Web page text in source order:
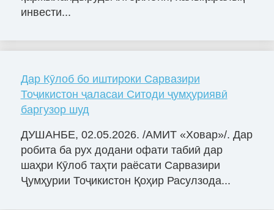
инвести...
Дар Кӯлоб бо иштироки Сарвазири
Тоҷикистон ҷаласаи Ситоди ҷумҳуриявӣ
баргузор шуд
ДУШАНБЕ, 02.05.2026. /АМИТ «Ховар»/. Дар
робита ба рух додани офати табиӣ дар
шаҳри Кӯлоб таҳти раёсати Сарвазири
Ҷумҳурии Тоҷикистон Қоҳир Расулзода...